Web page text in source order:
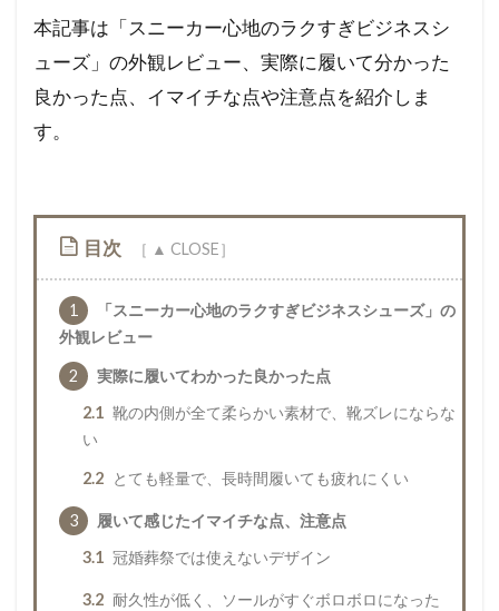
本記事は「スニーカー心地のラクすぎビジネスシ
ューズ」の外観レビュー、実際に履いて分かった
良かった点、イマイチな点や注意点を紹介しま
す。
目次
1
「スニーカー心地のラクすぎビジネスシューズ」の
外観レビュー
2
実際に履いてわかった良かった点
2.1 靴の内側が全て柔らかい素材で、靴ズレにならな
い
2.2 とても軽量で、長時間履いても疲れにくい
3
履いて感じたイマイチな点、注意点
3.1 冠婚葬祭では使えないデザイン
3.2 耐久性が低く、ソールがすぐボロボロになった